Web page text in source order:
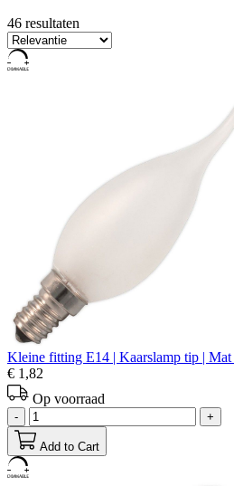
46 resultaten
Kleine fitting E14 | Kaarslamp tip |
€ 1,82
Op voorraad
- +
Add to Cart